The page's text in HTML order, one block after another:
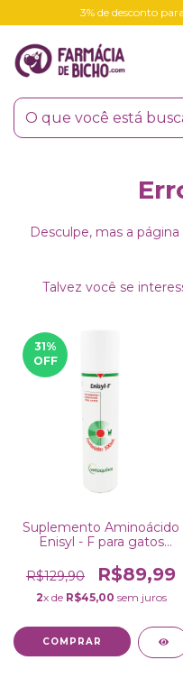
3% de desconto
Desculpe, mas a
Talvez você se
31%
OFF
Suplemento Aminoácido
Enisyl - F para gatos
R$129,90
R$89,99
2x de R$45,00 sem juros